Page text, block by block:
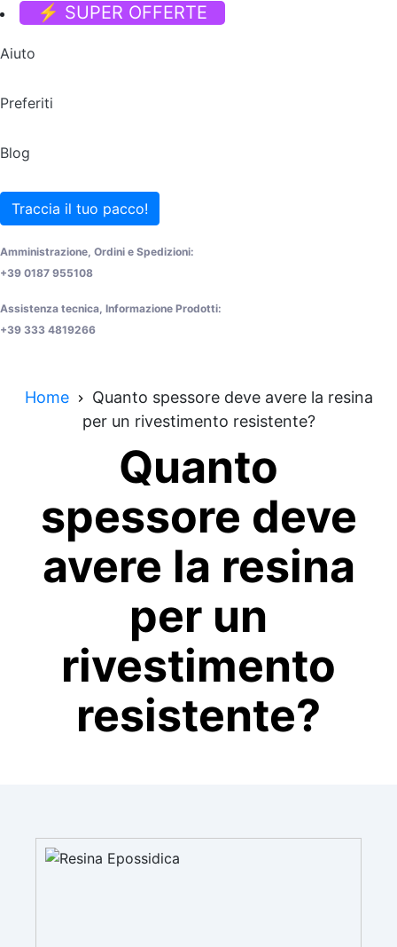
⚡ SUPER OFFERTE
Aiuto
Preferiti
Blog
Traccia il tuo pacco!
Amministrazione, Ordini e Spedizioni:
+39 0187 955108
Assistenza tecnica, Informazione Prodotti:
+39 333 4819266
Home
Quanto spessore deve avere la resina
per un rivestimento resistente?
Quanto
spessore deve
avere la resina
per un
rivestimento
resistente?